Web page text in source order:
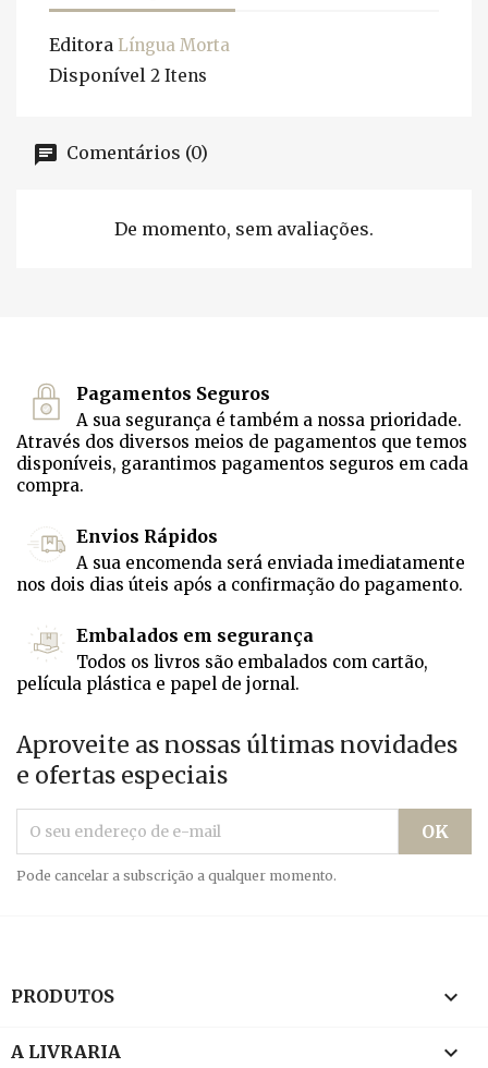
Editora Língua Morta
Disponível 2 Itens
Comentários (0)
De momento, sem avaliações.
Pagamentos Seguros
A sua segurança é também a nossa prioridade.
Através dos diversos meios de pagamentos que temos
disponíveis, garantimos pagamentos seguros em cada
compra.
Envios Rápidos
A sua encomenda será enviada imediatamente
nos dois dias úteis após a confirmação do pagamento.
Embalados em segurança
Todos os livros são embalados com cartão,
película plástica e papel de jornal.
Aproveite as nossas últimas novidades
e ofertas especiais
Pode cancelar a subscrição a qualquer momento.
PRODUTOS 
A LIVRARIA 